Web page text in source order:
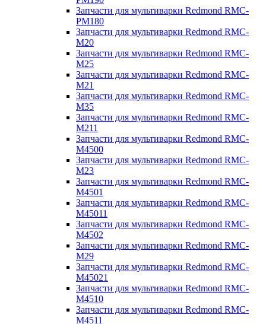
Запчасти для мультиварки Redmond RMC-
PM180
Запчасти для мультиварки Redmond RMC-
M20
Запчасти для мультиварки Redmond RMC-
M25
Запчасти для мультиварки Redmond RMC-
M21
Запчасти для мультиварки Redmond RMC-
M35
Запчасти для мультиварки Redmond RMC-
M211
Запчасти для мультиварки Redmond RMC-
M4500
Запчасти для мультиварки Redmond RMC-
M23
Запчасти для мультиварки Redmond RMC-
M4501
Запчасти для мультиварки Redmond RMC-
M45011
Запчасти для мультиварки Redmond RMC-
M4502
Запчасти для мультиварки Redmond RMC-
M29
Запчасти для мультиварки Redmond RMC-
M45021
Запчасти для мультиварки Redmond RMC-
M4510
Запчасти для мультиварки Redmond RMC-
M4511